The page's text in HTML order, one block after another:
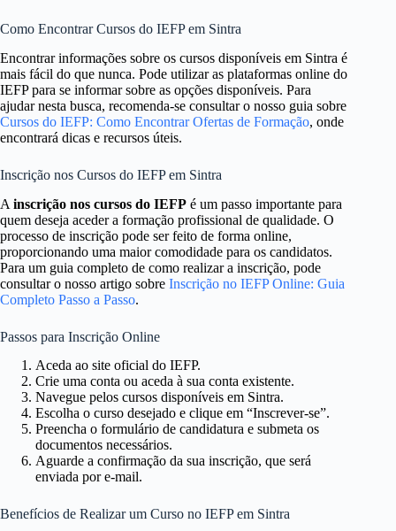
Como Encontrar Cursos do IEFP em Sintra
Encontrar informações sobre os cursos disponíveis em Sintra é
mais fácil do que nunca. Pode utilizar as plataformas online do
IEFP para se informar sobre as opções disponíveis. Para
ajudar nesta busca, recomenda-se consultar o nosso guia sobre
Cursos do IEFP: Como Encontrar Ofertas de Formação, onde
encontrará dicas e recursos úteis.
Inscrição nos Cursos do IEFP em Sintra
A inscrição nos cursos do IEFP é um passo importante para
quem deseja aceder a formação profissional de qualidade. O
processo de inscrição pode ser feito de forma online,
proporcionando uma maior comodidade para os candidatos.
Para um guia completo de como realizar a inscrição, pode
consultar o nosso artigo sobre Inscrição no IEFP Online: Guia
Completo Passo a Passo.
Passos para Inscrição Online
Aceda ao site oficial do IEFP.
Crie uma conta ou aceda à sua conta existente.
Navegue pelos cursos disponíveis em Sintra.
Escolha o curso desejado e clique em “Inscrever-se”.
Preencha o formulário de candidatura e submeta os
documentos necessários.
Aguarde a confirmação da sua inscrição, que será
enviada por e-mail.
Benefícios de Realizar um Curso no IEFP em Sintra